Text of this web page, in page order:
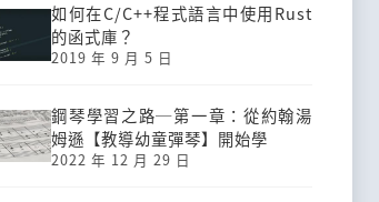
如何在C/C++程式語言中使用Rust
的函式庫？
2019 年 9 月 5 日
鋼琴學習之路─第一章：從約翰湯
姆遜【教導幼童彈琴】開始學
2022 年 12 月 29 日